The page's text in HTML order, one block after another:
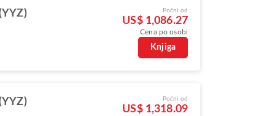
Počni od
US$ 1,086.27
Cena po osobi
Knjiga
Počni od
US$ 1,318.09